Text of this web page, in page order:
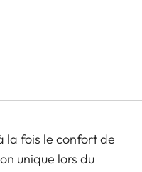
la fois le confort de
unique lors du